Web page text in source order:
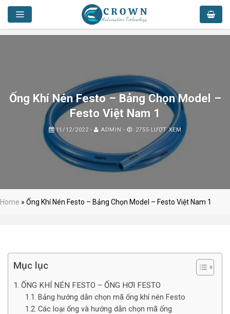
Skip
content
Ống Khí Nén Festo – Bảng Chọn Model –
Festo Việt Nam 1
11/12/2022- ADMIN - 2755 LƯỢT XEM
Home » Ống Khí Nén Festo – Bảng Chọn Model – Festo Việt Nam 1
Mục lục
ỐNG KHÍ NÉN FESTO – ỐNG HƠI FESTO
Bảng hướng dẫn chọn mã ống khí nén Festo
Các loại ống và hướng dẫn chọn mã ống